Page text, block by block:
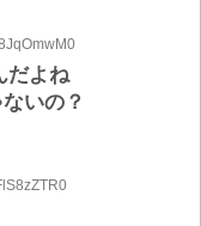
だよね
いの？